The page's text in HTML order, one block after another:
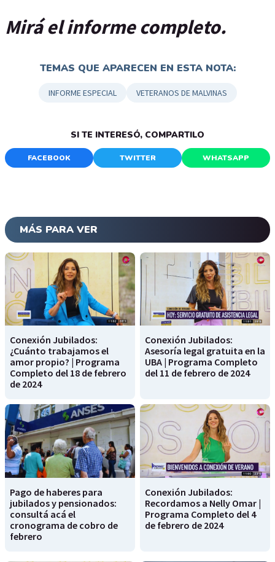
Mirá el informe completo.
TEMAS QUE APARECEN EN ESTA NOTA:
INFORME ESPECIAL VETERANOS DE MALVINAS
SI TE INTERESÓ, COMPARTILO
FACEBOOK TWITTER WHATSAPP
MÁS PARA VER
Conexión Jubilados:
¿Cuánto trabajamos el
amor propio? | Programa
Completo del 18 de febrero
de 2024
Conexión Jubilados:
Asesoría legal gratuita en la
UBA | Programa Completo
del 11 de febrero de 2024
Pago de haberes para
jubilados y pensionados:
consultá acá el
cronograma de cobro de
febrero
Conexión Jubilados:
Recordamos a Nelly Omar |
Programa Completo del 4
de febrero de 2024